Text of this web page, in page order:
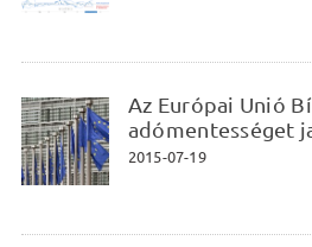
Az Európai Unió
adómentességet
2015-07-19